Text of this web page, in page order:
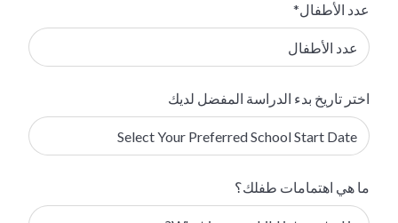
عدد الأطفال*
اختر تاريخ بدء الدراسة المفضل لديك
ما هي اهتمامات طفلك؟